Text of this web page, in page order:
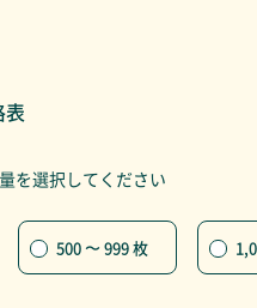
表
を選択してください
500 〜 999 枚